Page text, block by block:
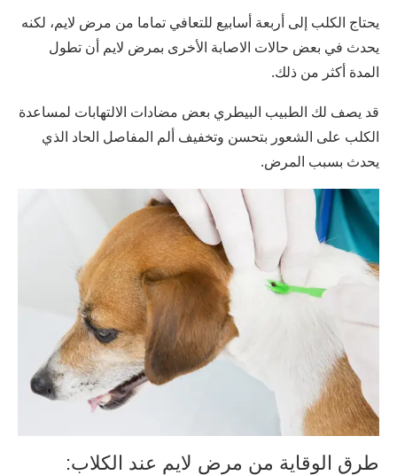
يحتاج الكلب إلى أربعة أسابيع للتعافي تماما من مرض لايم، لكنه
يحدث في بعض حالات الاصابة الأخرى بمرض لايم أن تطول
المدة أكثر من ذلك.
قد يصف لك الطبيب البيطري بعض مضادات الالتهابات لمساعدة
الكلب على الشعور بتحسن وتخفيف ألم المفاصل الحاد الذي
يحدث بسبب المرض.
طرق الوقاية من مرض لايم عند الكلاب: